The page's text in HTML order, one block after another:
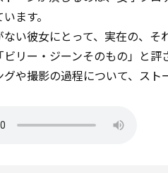
ます。
い彼女にとって、実在の、
リー・ジーンそのもの」と評
や撮影の過程について、スト